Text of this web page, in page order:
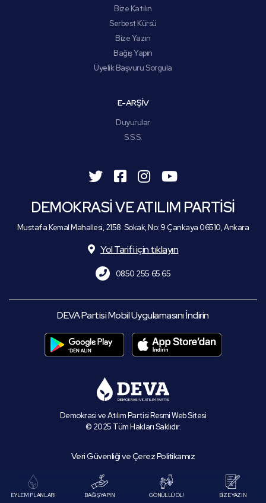
EYLEM PLANLARI BAĞIŞ YAPIN GÖNÜLLÜ OL! BİZE YAZIN
Bize Katılın
Serbest Kürsü
Bize Yazın
Bağış Yapın
Üyelik Başvuru Sorgula
E-ARŞİV
Duyurular
S.S.S.
DEMOKRASİ VE ATILIM PARTİSİ
Mustafa Kemal Mahallesi, 2158. Sokak, No: 9 Çankaya 06510, Ankara
Yol Tarifi için tıklayın
0850 255 65 65
DEVA Partisi Mobil Uygulamasını İndirin
Demokrasi ve Atılım Partisi Resmi Web Sitesi
© 2025 Tüm Hakları Saklıdır.
Veri Güvenliği ve Çerez Politikamız